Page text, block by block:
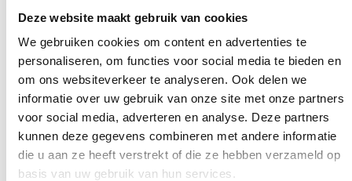
Deze website maakt gebruik van cookies
We gebruiken cookies om content en advertenties te
personaliseren, om functies voor social media te bieden en
om ons websiteverkeer te analyseren. Ook delen we
informatie over uw gebruik van onze site met onze partners
voor social media, adverteren en analyse. Deze partners
kunnen deze gegevens combineren met andere informatie
die u aan ze heeft verstrekt of die ze hebben verzameld op
basis van uw gebruik van hun services.
jullie specifieke situatie en kijken direct hoe we de
beste oplossing kunnen vinden voor jullie
woontoekomst.
Dit veld is bedoeld voor